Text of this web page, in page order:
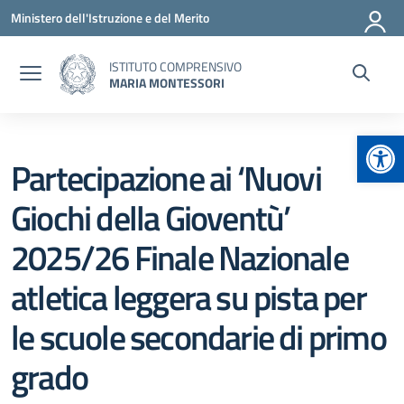
Vai ai contenuti
Vai al menu di navigazione
Vai al footer
Ministero dell'Istruzione e del Merito
ISTITUTO COMPRENSIVO
MARIA MONTESSORI
Partecipazione ai ‘Nuovi
Giochi della Gioventù’
2025/26 Finale Nazionale
atletica leggera su pista per
le scuole secondarie di primo
grado